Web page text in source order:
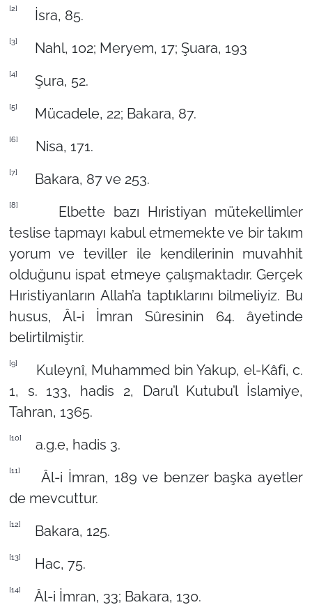
[2] İsra, 85.
[3] Nahl, 102; Meryem, 17; Şuara, 193
[4] Şura, 52.
[5] Mücadele, 22; Bakara, 87.
[6] Nisa, 171.
[7] Bakara, 87 ve 253.
[8]
Elbette bazı Hıristiyan mütekellimler
teslise tapmayı kabul etmemekte ve bir takım
yorum ve teviller ile kendilerinin muvahhit
olduğunu ispat etmeye çalışmaktadır. Gerçek
Hıristiyanların Allah’a taptıklarını bilmeliyiz. Bu
husus, Âl-i İmran Sûresinin 64. âyetinde
belirtilmiştir.
[9]
Kuleynî, Muhammed bin Yakup, el-Kâfi, c.
1, s. 133, hadis 2, Daru’l Kutubu’l İslamiye,
Tahran, 1365.
[10] a.g.e, hadis 3.
[11]
Âl-i İmran, 189 ve benzer başka ayetler
de mevcuttur.
[12] Bakara, 125.
[13] Hac, 75.
[14] Âl-i İmran, 33; Bakara, 130.